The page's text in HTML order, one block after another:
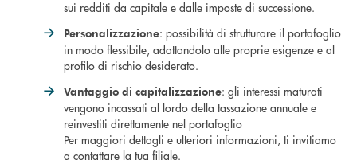
sui redditi da capitale e dalle imposte di successione.
Personalizzazione: possibilità di strutturare il portafoglio
in modo flessibile, adattandolo alle proprie esigenze e al
profilo di rischio desiderato.
Vantaggio di capitalizzazione: gli interessi maturati
vengono incassati al lordo della tassazione annuale e
reinvestiti direttamente nel portafoglio
Per maggiori dettagli e ulteriori informazioni, ti invitiamo
a contattare la tua filiale.